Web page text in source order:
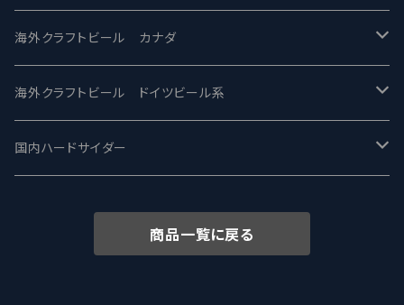
忽布古丹醸造 - HOP KOTAN
ワイマーケットブルーイング Y.Market Brewing
志賀高原ビール - SIGAKOGEN
箕面ビール - MINOH BEER
Fair State フェアステイト
Lagunitas ラグニタス
FirestoneWalker ファイアストーン
Mikkeller ミッケラー
ワイルドチャイルド - Wilde Child
BrewDog Brewery - ブリュードッグ
The Flying Inn / ザ フライイング イン
Lambiek Fabriek - ファブリーク
Heart Of Darkness - ハートオブダークネス
Carbon brews -カーボン
TAIHU - タイフー
Behemoth - ベヒーモス
ROCKY RIDGE - ロッキーリッジ
BODRIGGY BREWING ボッドリッジー
CO-CONSPIRATORS コ・コンスピレーターズ
Deep Creek Brewing Co.
海外クラフトビール カナダ
Jackie O's ジャッキーオーズ
Westbrook ウェストブルック
Strathcona ストラスコナ
海外クラフトビール ドイツビール系
Karmeliten カーメリテン
Früh フリュー
国内ハードサイダー
商品一覧に戻る